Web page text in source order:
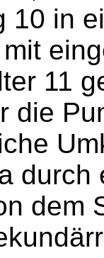
10 in
11
die
dem